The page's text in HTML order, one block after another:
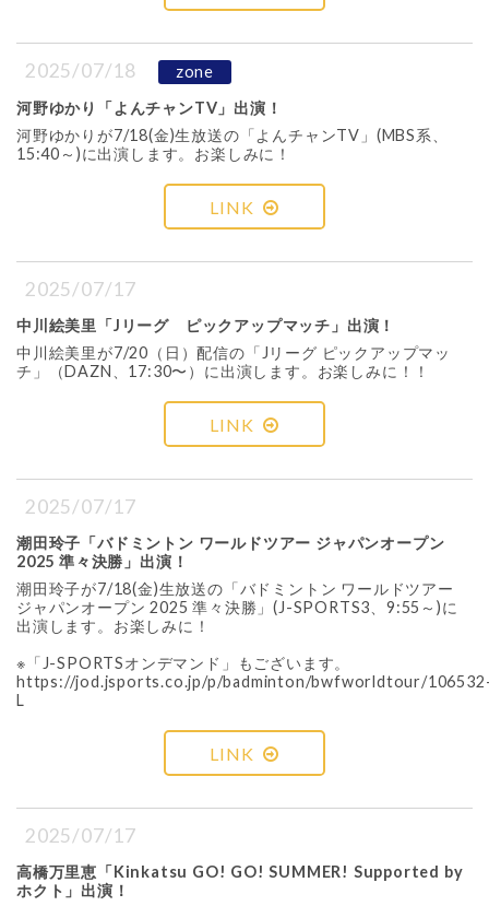
2025/07/18
zone
河野ゆかり「よんチャンTV」出演！
河野ゆかりが7/18(金)生放送の「よんチャンTV」(MBS系、
15:40～)に出演します。お楽しみに！
LINK
2025/07/17
中川絵美里「Jリーグ ピックアップマッチ」出演！
中川絵美里が7/20（日）配信の「Jリーグ ピックアップマッ
チ」（DAZN、17:30〜）に出演します。お楽しみに！！
LINK
2025/07/17
潮田玲子「バドミントン ワールドツアー ジャパンオープン
2025 準々決勝」出演！
潮田玲子が7/18(金)生放送の「バドミントン ワールドツアー
ジャパンオープン 2025 準々決勝」(J-SPORTS3、9:55～)に
出演します。お楽しみに！
※「J-SPORTSオンデマンド」もございます。
https://jod.jsports.co.jp/p/badminton/bwfworldtour/
L
LINK
2025/07/17
高橋万里恵「Kinkatsu GO! GO! SUMMER! Supported by
ホクト」出演！